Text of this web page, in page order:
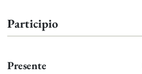
Participio
Presente